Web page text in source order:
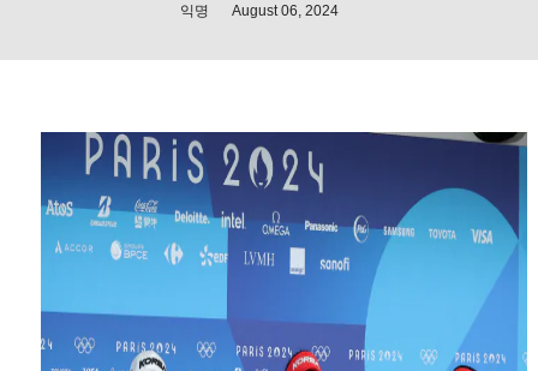
익명 August 06, 2024